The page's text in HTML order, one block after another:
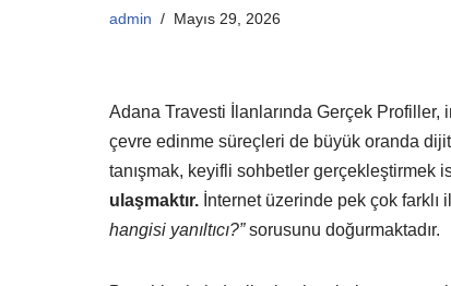
admin Mayıs 29, 2026
Adana Travesti İlanlarında Gerçek Profiller,
çevre edinme süreçleri de büyük oranda
tanışmak, keyifli sohbetler gerçekleştirmek
ulaşmaktır. İnternet üzerinde pek çok farklı
hangisi yanıltıcı?”sorusunu doğurmaktadır.